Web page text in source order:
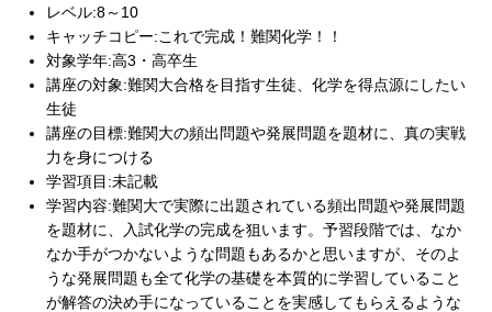
レベル:8～10
キャッチコピー:これで完成！難関化学！！
対象学年:高3・高卒生
講座の対象:難関大合格を目指す生徒、化学を得点源にしたい
生徒
講座の目標:難関大の頻出問題や発展問題を題材に、真の実戦
力を身につける
学習項目:未記載
学習内容:難関大で実際に出題されている頻出問題や発展問題
を題材に、入試化学の完成を狙います。予習段階では、なか
なか手がつかないような問題もあるかと思いますが、そのよ
うな発展問題も全て化学の基礎を本質的に学習していること
が解答の決め手になっていることを実感してもらえるような